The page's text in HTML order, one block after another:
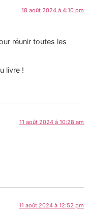
18 août 2024 à 4:10 pm
réunir toutes les
livre !
11 août 2024 à 10:28 am
11 août 2024 à 12:52 pm